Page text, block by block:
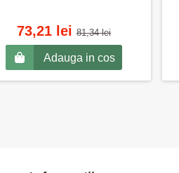
73,21 lei 81,34 lei
Adauga in cos